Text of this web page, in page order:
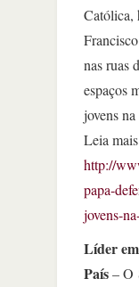
Católica,
nas ruas
espaços
jovens
Leia
http://
papa-
jovens-
Líder
País– O